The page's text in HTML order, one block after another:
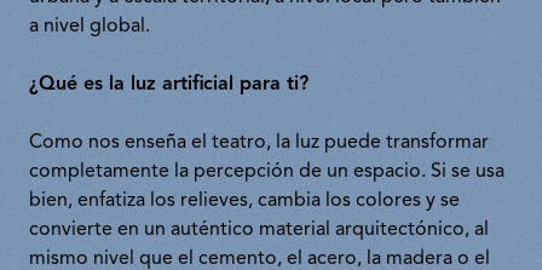
a nivel global.
¿Qué es la luz artificial para ti?
Como nos enseña el teatro, la luz puede transformar
completamente la percepción de un espacio. Si se usa
bien, enfatiza los relieves, cambia los colores y se
convierte en un auténtico material arquitectónico, al
mismo nivel que el cemento, el acero, la madera o el